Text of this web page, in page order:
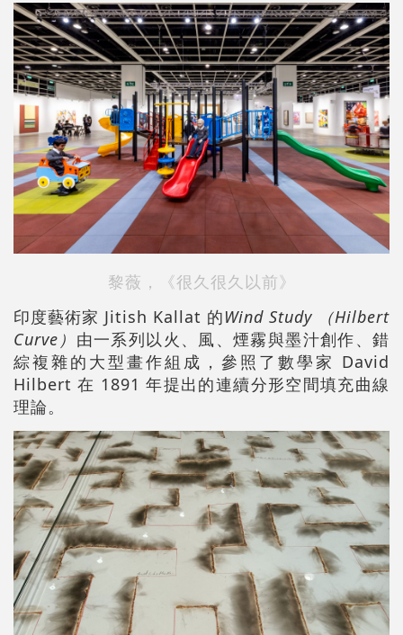
黎薇，《很久很久以前》
印度藝術家 Jitish Kallat 的Wind Study （Hilbert
Curve） 由一系列以火、風、煙霧與墨汁創作、錯
綜複雜的大型畫作組成，參照了數學家 David
Hilbert 在 1891 年提出的連續分形空間填充曲線
理論。